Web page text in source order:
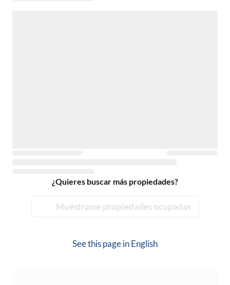
¿Quieres buscar más propiedades?
Muéstrame propiedades ocupadas
See this page inEnglish